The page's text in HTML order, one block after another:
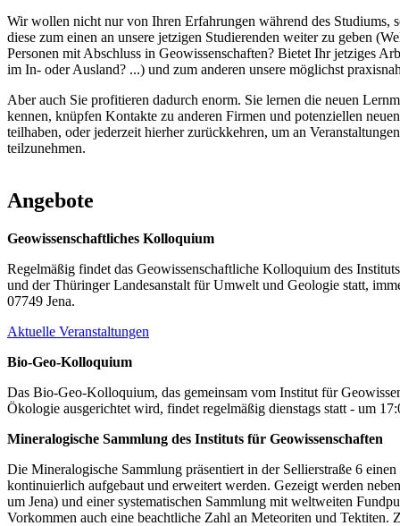
Wir wollen nicht nur von Ihren Erfahrungen während des
diese zum einen an unsere jetzigen Studierenden weiter zu geben
Personen mit Abschluss in Geowissenschaften? Bietet Ihr jetziges
im In- oder Ausland? ...) und zum anderen unsere möglichst
Aber auch Sie profitieren dadurch enorm. Sie lernen die neuen
kennen, knüpfen Kontakte zu anderen Firmen und potenziellen
teilhaben, oder jederzeit hierher zurückkehren, um an
teilzunehmen.
Angebote
Geowissenschaftliches Kolloquium
Regelmäßig findet das Geowissenschaftliche Kolloquium des
und der Thüringer Landesanstalt für Umwelt und Geologie statt,
07749 Jena.
Aktuelle Veranstaltungen
Bio-Geo-Kolloquium
Das Bio-Geo-Kolloquium, das gemeinsam vom Institut für
Ökologie ausgerichtet wird, findet regelmäßig dienstags statt - um
Mineralogische Sammlung des Instituts für Geowissenschaften
Die Mineralogische Sammlung präsentiert in der Sellierstraße 6
kontinuierlich aufgebaut und erweitert werden. Gezeigt werden
um Jena) und einer systematischen Sammlung mit weltweiten
Vorkommen auch eine beachtliche Zahl an Meteoriten und